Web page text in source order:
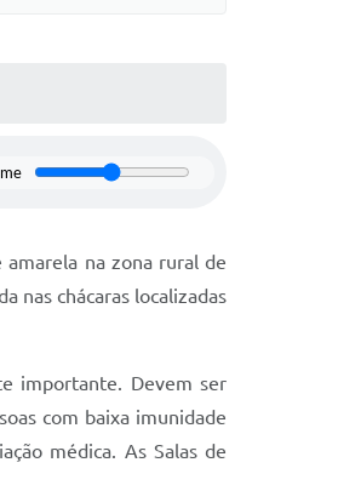
na zona rural de
nas chácaras localizadas
importante. Devem ser
com baixa imunidade
médica. As Salas de